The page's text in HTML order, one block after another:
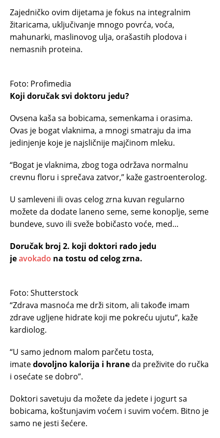
Zajedničko ovim dijetama je fokus na integralnim
žitaricama, uključivanje mnogo povrća, voća,
mahunarki, maslinovog ulja, orašastih plodova i
nemasnih proteina.
Foto: Profimedia
Koji doručak svi doktoru jedu?
Ovsena kaša sa bobicama, semenkama i orasima.
Ovas je bogat vlaknima, a mnogi smatraju da ima
jedinjenje koje je najsličnije majčinom mleku.
“Bogat je vlaknima, zbog toga održava normalnu
crevnu floru i sprečava zatvor,” kaže gastroenterolog.
U samleveni ili ovas celog zrna kuvan regularno
možete da dodate laneno seme, seme konoplje, seme
bundeve, suvo ili sveže bobičasto voće, med…
Doručak broj 2. koji doktori rado jedu
jeavokado na tostu od celog zrna.
Foto: Shutterstock
“Zdrava masnoća me drži sitom, ali takođe imam
zdrave ugljene hidrate koji me pokreću ujutu“, kaže
kardiolog.
“U samo jednom malom parčetu tosta,
imatedovoljno kalorija i hrane da preživite do ručka
i osećate se dobro”.
Doktori savetuju da možete da jedete i jogurt sa
bobicama, koštunjavim voćem i suvim voćem. Bitno je
samo ne jesti šećere.